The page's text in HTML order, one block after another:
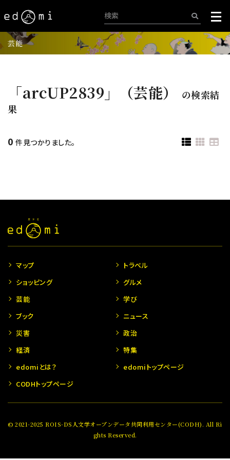
芸能
「arcUP2839」（芸能）
の検索結
果
0 件見つかりました。
マップ
トラベル
ショッピング
グルメ
芸能
学び
ブック
ニュース
災害
政治
経済
特集
edomiとは？
edomiトップページ
CODHトップページ
© 2021-2025 ROIS-DS人文学オープンデータ共同利用センター(CODH). All Ri
ghts Reserved.